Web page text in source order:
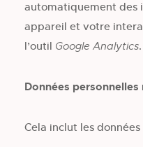
automatiquement des
appareil et votre
l’outil Google Analytics.
Données
Cela inclut les données